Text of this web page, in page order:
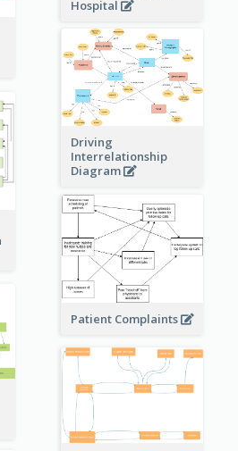
Hospital
Driving
Interrelationship
Diagram
Patient Complaints